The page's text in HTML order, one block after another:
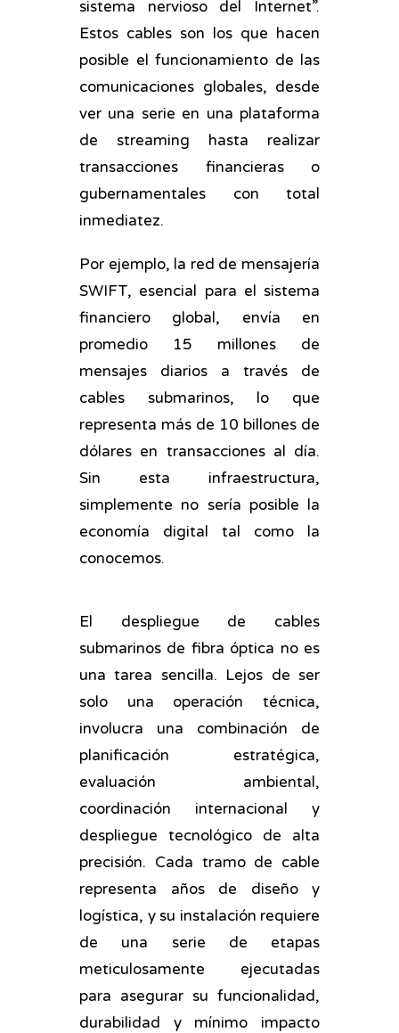
sistema nervioso del Internet”.
Estos cables son los que hacen
posible el funcionamiento de las
comunicaciones globales, desde
ver una serie en una plataforma
de streaming hasta realizar
transacciones financieras o
gubernamentales con total
inmediatez.
Por ejemplo, la red de mensajería
SWIFT, esencial para el sistema
financiero global, envía en
promedio 15 millones de
mensajes diarios a través de
cables submarinos, lo que
representa más de 10 billones de
dólares en transacciones al día.
Sin esta infraestructura,
simplemente no sería posible la
economía digital tal como la
conocemos.
El despliegue de cables
submarinos de fibra óptica no es
una tarea sencilla. Lejos de ser
solo una operación técnica,
involucra una combinación de
planificación estratégica,
evaluación ambiental,
coordinación internacional y
despliegue tecnológico de alta
precisión. Cada tramo de cable
representa años de diseño y
logística, y su instalación requiere
de una serie de etapas
meticulosamente ejecutadas
para asegurar su funcionalidad,
durabilidad y mínimo impacto